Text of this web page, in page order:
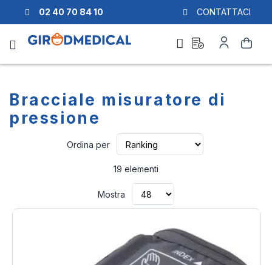
02 40 70 84 10 CONTATTACI
Cerca
preventivo
mio
Account
Bracciale misuratore di
pressione
Ordina per
19 elementi
Mostra